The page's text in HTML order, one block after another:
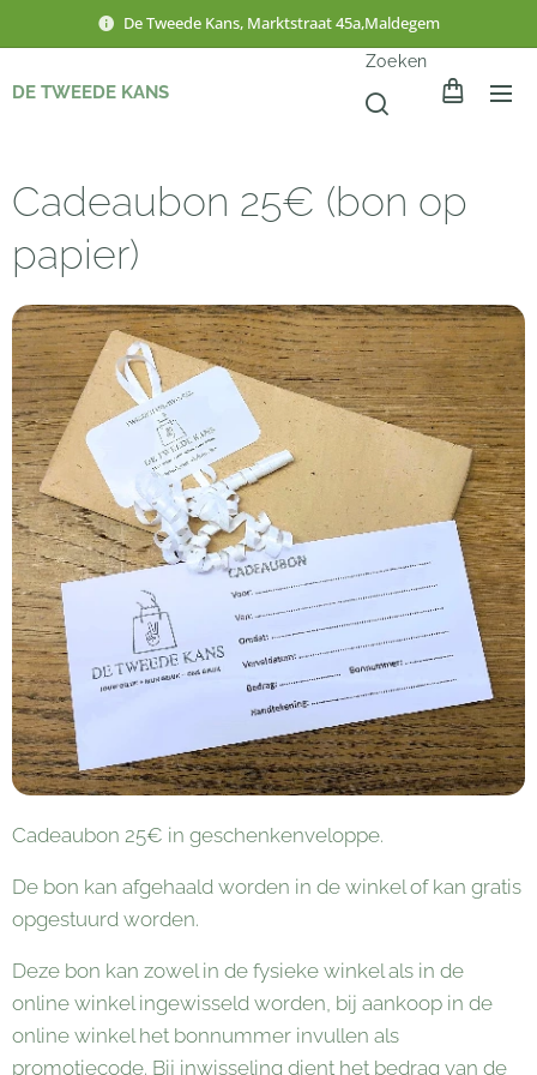
De Tweede Kans, Marktstraat 45a,Maldegem
DE TWEEDE KANS
Zoeken
Cadeaubon 25€ (bon op
papier)
Cadeaubon 25€ in geschenkenveloppe.
De bon kan afgehaald worden in de winkel of kan gratis
opgestuurd worden.
Deze bon kan zowel in de fysieke winkel als in de
online winkel ingewisseld worden, bij aankoop in de
online winkel het bonnummer invullen als
promotiecode. Bij inwisseling dient het bedrag van de